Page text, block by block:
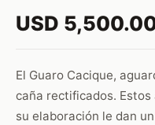
USD
El Guaro Cacique,
caña rectificados.
su elaboración le dan